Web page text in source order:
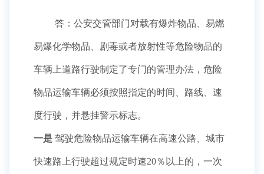
答：公安交管部门对载有爆炸物品、易燃
易爆化学物品、剧毒或者放射性等危险物品的
车辆上道路行驶制定了专门的管理办法，危险
物品运输车辆必须按照指定的时间、路线、速
度行驶，并悬挂警示标志。
一是 驾驶危险物品运输车辆在高速公路、城市
快速路上行驶超过规定时速20％以上的，一次